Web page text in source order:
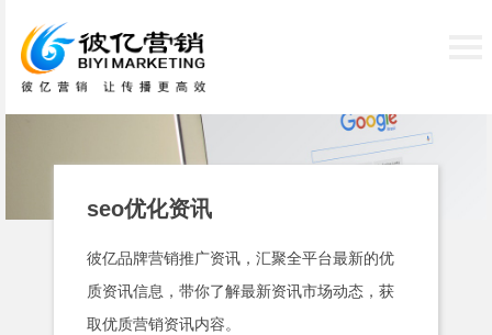
seo优化资讯
彼亿品牌营销推广资讯，汇聚全平台最新的优
质资讯信息，带你了解最新资讯市场动态，获
取优质营销资讯内容。